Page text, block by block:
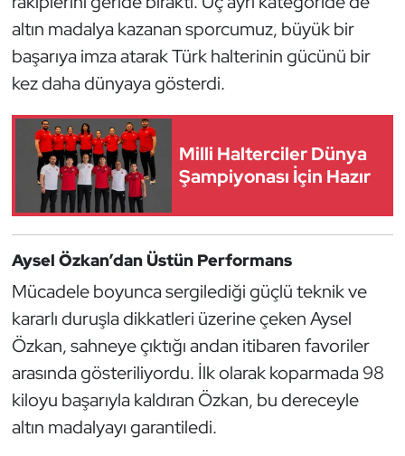
altın madalya kazanan sporcumuz, büyük bir
başarıya imza atarak Türk halterinin gücünü bir
kez daha dünyaya gösterdi.
Milli Halterciler Dünya
Şampiyonası İçin Hazır
Aysel Özkan’dan Üstün Performans
Mücadele boyunca sergilediği güçlü teknik ve
kararlı duruşla dikkatleri üzerine çeken Aysel
Özkan, sahneye çıktığı andan itibaren favoriler
arasında gösteriliyordu. İlk olarak koparmada 98
kiloyu başarıyla kaldıran Özkan, bu dereceyle
altın madalyayı garantiledi.
Genel
Golf
Güreş
Halter
Hava Sporları
Hentbol
İşitme Engelli Sporcular
Judo ve Kuraş
Kano ve Rafting
Karate